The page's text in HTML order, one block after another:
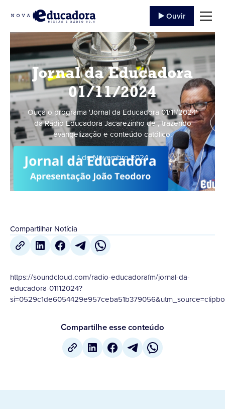
▶️ Ouvir
Jornal da Educadora
01/11/2024
Ouça o programa 'Jornal da Educadora 01/11/2024'
da Rádio Educadora Jacarezinho de , trazendo
evangelização e conteúdo católico.
1 de Novembro,2024
Compartilhar Notícia
https://soundcloud.com/radio-educadorafm/jornal-da-
educadora-01112024?
Compartilhe esse conteúdo